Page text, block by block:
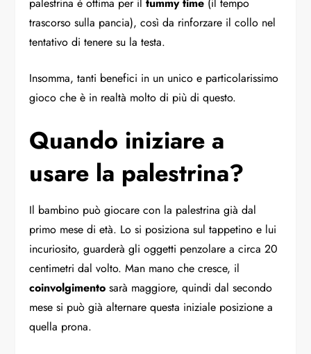
trascorso sulla pancia), così da rinforzare il collo nel
tentativo di tenere su la testa.
Insomma, tanti benefici in un unico e particolarissimo
gioco che è in realtà molto di più di questo.
Quando iniziare a
usare la palestrina?
Il bambino può giocare con la palestrina già dal
primo mese di età. Lo si posiziona sul tappetino e lui
incuriosito, guarderà gli oggetti penzolare a circa 20
centimetri dal volto. Man mano che cresce, il
coinvolgimento sarà maggiore, quindi dal secondo
mese si può già alternare questa iniziale posizione a
quella prona.